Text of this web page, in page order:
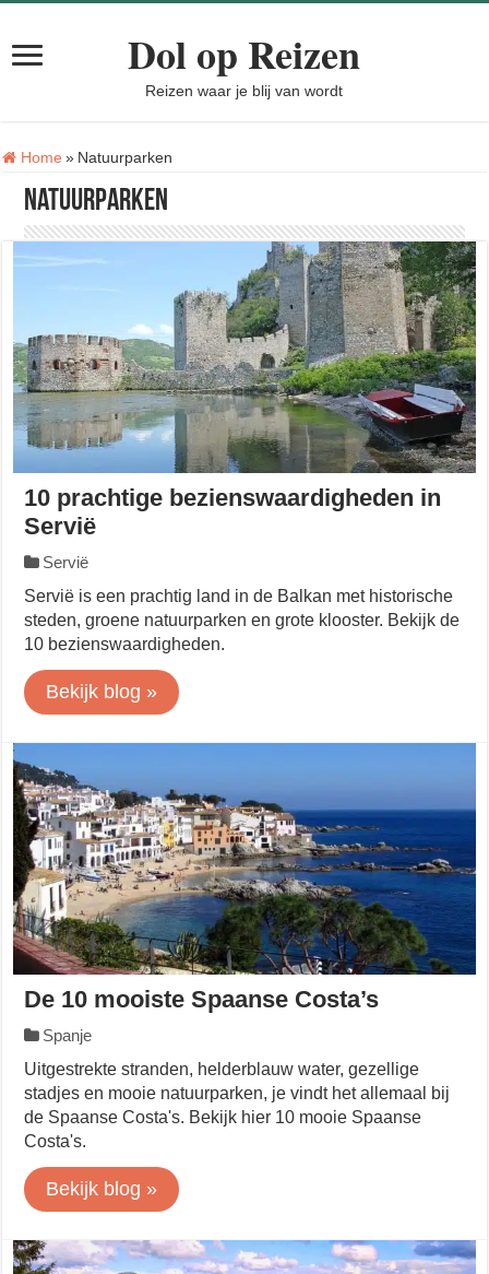
Dol op Reizen
Reizen waar je blij van wordt
Home » Tag:
Natuurparken
Natuurparken
10 prachtige bezienswaardigheden in
Servië
Servië
Servië is een prachtig land in de Balkan met historische
steden, groene natuurparken en grote klooster. Bekijk de
10 bezienswaardigheden.
Bekijk blog »
De 10 mooiste Spaanse Costa’s
Spanje
Uitgestrekte stranden, helderblauw water, gezellige
stadjes en mooie natuurparken, je vindt het allemaal bij
de Spaanse Costa's. Bekijk hier 10 mooie Spaanse
Costa's.
Bekijk blog »